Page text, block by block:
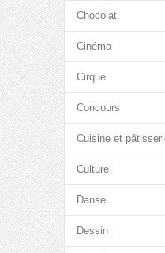
Chocolat
Cinéma
Cirque
Concours
Cuisine et
Culture
Danse
Dessin